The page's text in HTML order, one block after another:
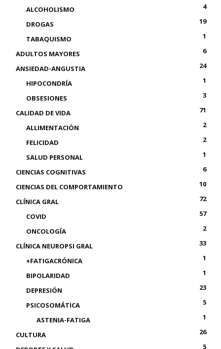
ALCOHOLISMO
4
DROGAS
19
TABAQUISMO
1
ADULTOS MAYORES
6
ANSIEDAD-ANGUSTIA
24
HIPOCONDRÍA
1
OBSESIONES
3
CALIDAD DE VIDA
71
ALLIMENTACIÓN
2
FELICIDAD
2
SALUD PERSONAL
1
CIENCIAS COGNITIVAS
6
CIENCIAS DEL COMPORTAMIENTO
10
CLÍNICA GRAL
72
COVID
57
ONCOLOGÍA
2
CLÍNICA NEUROPSI GRAL
33
+FATIGACRÓNICA
1
BIPOLARIDAD
1
DEPRESIÓN
23
PSICOSOMÁTICA
5
ASTENIA-FATIGA
1
CULTURA
26
5